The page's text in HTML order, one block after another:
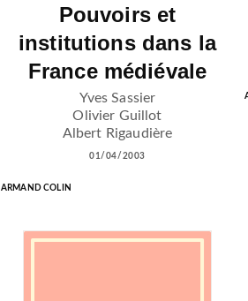
Pouvoirs et
institutions dans la
France médiévale
Yves Sassier
Olivier Guillot
Albert Rigaudière
01/04/2003
ARMAND COLIN